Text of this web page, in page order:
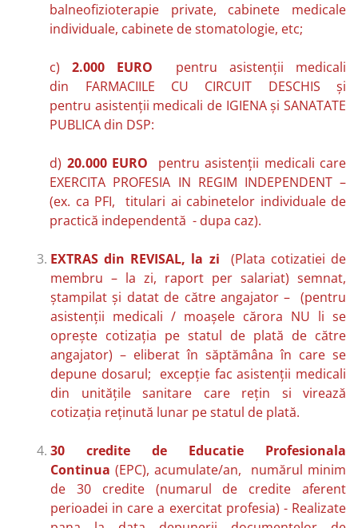
balneofizioterapie private, cabinete medicale
individuale, cabinete de stomatologie, etc;
c) 2.000 EURO
pentru asistenţii medicali
din FARMACIILE CU CIRCUIT DESCHIS şi
pentru asistenţii medicali de IGIENA şi SANATATE
PUBLICA din DSP:
d) 20.000 EURO pentru asistenţii medicali care
EXERCITA PROFESIA IN REGIM INDEPENDENT –
(ex. ca PFI, titulari ai cabinetelor individuale de
practică independentă - dupa caz).
EXTRAS din REVISAL, la zi (Plata cotizatiei de
membru – la zi, raport per salariat) semnat,
ştampilat şi datat de către angajator – (pentru
asistenţii medicali / moaşele cărora NU li se
opreşte cotizaţia pe statul de plată de către
angajator) – eliberat în săptămâna în care se
depune dosarul; excepţie fac asistenţii medicali
din unităţile sanitare care reţin si virează
cotizaţia reţinută lunar pe statul de plată.
30 credite de Educatie Profesionala
Continua (EPC), acumulate/an, numărul minim
de 30 credite (numarul de credite aferent
perioadei in care a exercitat profesia) - Realizate